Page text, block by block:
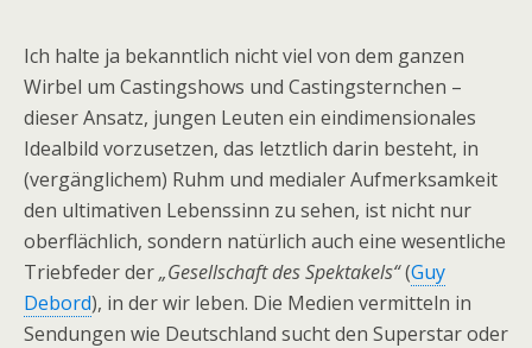
Ich halte ja bekanntlich nicht viel von dem ganzen
Wirbel um Castingshows und Castingsternchen –
dieser Ansatz, jungen Leuten ein eindimensionales
Idealbild vorzusetzen, das letztlich darin besteht, in
(vergänglichem) Ruhm und medialer Aufmerksamkeit
den ultimativen Lebenssinn zu sehen, ist nicht nur
oberflächlich, sondern natürlich auch eine wesentliche
Triebfeder der„Gesellschaft des Spektakels“(Guy
Debord), in der wir leben. Die Medien vermitteln in
Sendungen wie Deutschland sucht den Superstar oder